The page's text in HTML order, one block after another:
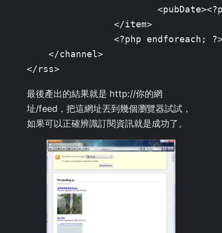
			<pubDate><?php echo date('r', $uf['unixtime']);?></pubDate>
		</item>
		<?php endforeach; ?>
    </channel>
</rss>
最後產出的結果就是 http://你的網
址/feed，把這網址丟到幾個瀏覽器試試，
如果可以正確辨識訂閱資訊就是成功了。